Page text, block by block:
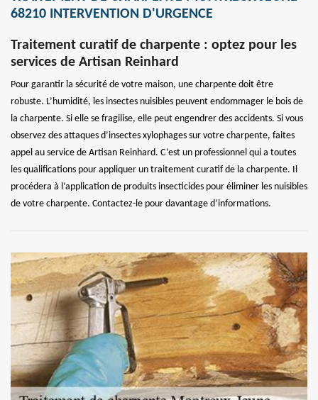
68210 INTERVENTION D'URGENCE
Traitement curatif de charpente : optez pour les
services de Artisan Reinhard
Pour garantir la sécurité de votre maison, une charpente doit être
robuste. L’humidité, les insectes nuisibles peuvent endommager le bois de
la charpente. Si elle se fragilise, elle peut engendrer des accidents. Si vous
observez des attaques d’insectes xylophages sur votre charpente, faites
appel au service de Artisan Reinhard. C’est un professionnel qui a toutes
les qualifications pour appliquer un traitement curatif de la charpente. Il
procédera à l’application de produits insecticides pour éliminer les nuisibles
de votre charpente. Contactez-le pour davantage d’informations.